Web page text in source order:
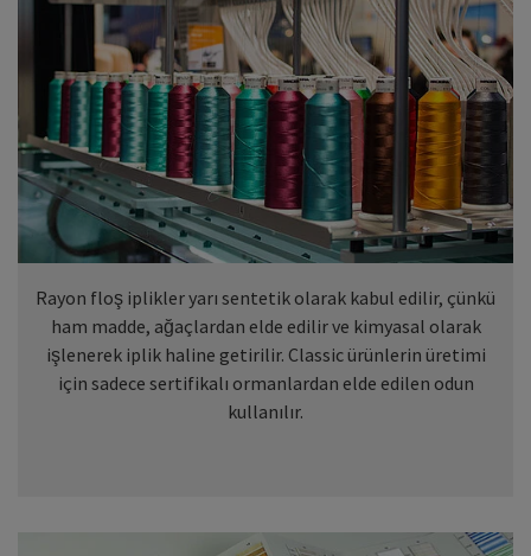
Rayon floş iplikler yarı sentetik olarak kabul edilir, çünkü
ham madde, ağaçlardan elde edilir ve kimyasal olarak
işlenerek iplik haline getirilir. Classic ürünlerin üretimi
için sadece sertifikalı ormanlardan elde edilen odun
kullanılır.